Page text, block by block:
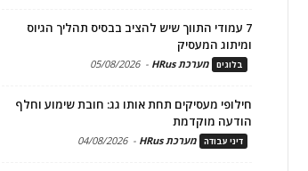
7 עמודי התווך שיש להציב בבסיס תהליך הגיוס
ומיתוג המעסיק
בלוגים מערכת HRus -
05/08/2026
חילופי מעסיקים תחת אותו גג: חובת שימוע וחלף
הודעה מוקדמת
דיני עבודה מערכת HRus -
04/08/2026